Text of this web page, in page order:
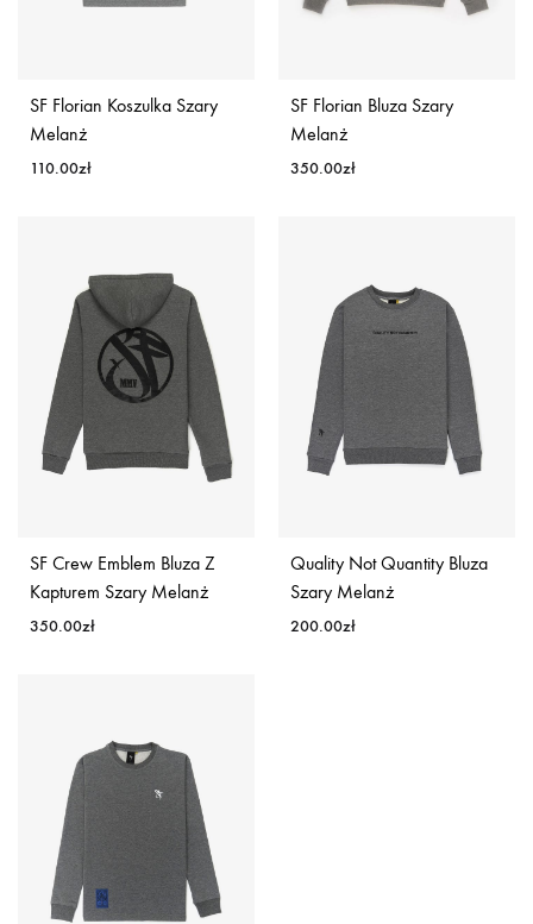
SF Florian Koszulka Szary
Melanż
110.00zł
SF Florian Bluza Szary
Melanż
350.00zł
SF Crew Emblem Bluza Z
Kapturem Szary Melanż
350.00zł
Quality Not Quantity Bluza
Szary Melanż
200.00zł